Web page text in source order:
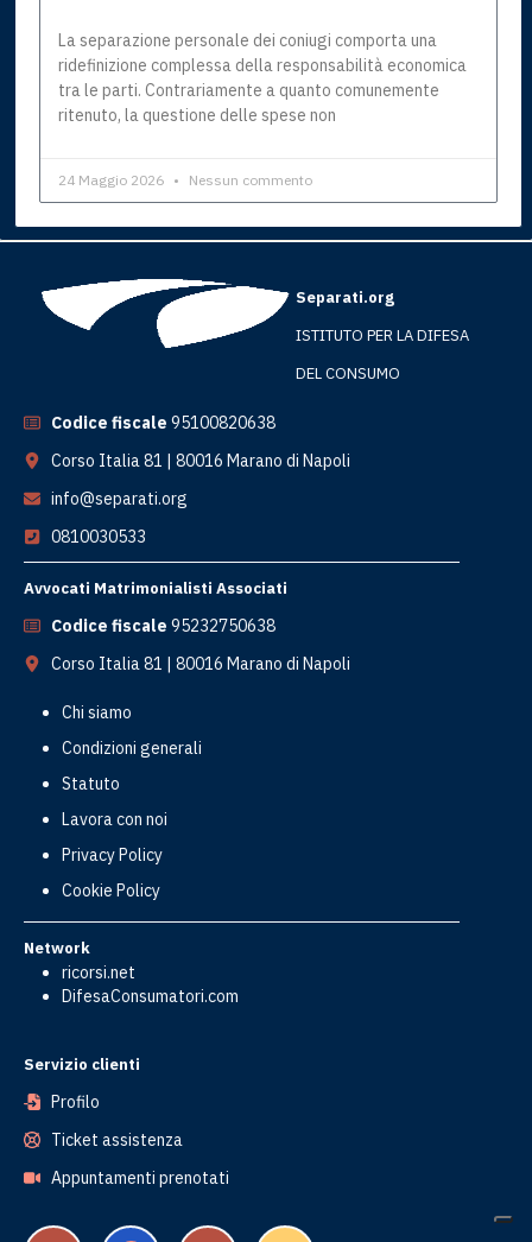
Vai al test orientativo gratuito
La separazione personale dei coniugi comporta una
ridefinizione complessa della responsabilità economica
tra le parti. Contrariamente a quanto comunemente
ritenuto, la questione delle spese non
24 Maggio 2026 Nessun commento
Separati.org
ISTITUTO PER LA DIFESA
DEL CONSUMO
Codice fiscale 95100820638
Corso Italia 81 | 80016 Marano di Napoli
info@separati.org
0810030533
Avvocati Matrimonialisti Associati
Codice fiscale 95232750638
Corso Italia 81 | 80016 Marano di Napoli
Chi siamo
Condizioni generali
Statuto
Lavora con noi
Privacy Policy
Cookie Policy
Network
ricorsi.net
DifesaConsumatori.com
Servizio clienti
Profilo
Ticket assistenza
Appuntamenti prenotati